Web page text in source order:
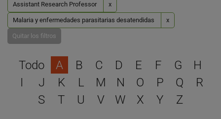
Assistant Research Professor x
Malaria y enfermedades parasitarias desatendidas x
Quitar los filtros
Selecciona una letra
Todo A B C D E F G
H
I
J K L M N O P Q
R
S
T U V W X Y Z